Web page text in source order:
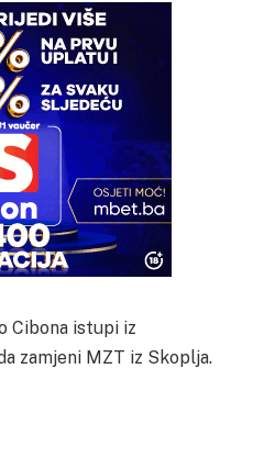
Cibona istupi iz
zamjeni MZT iz Skoplja.